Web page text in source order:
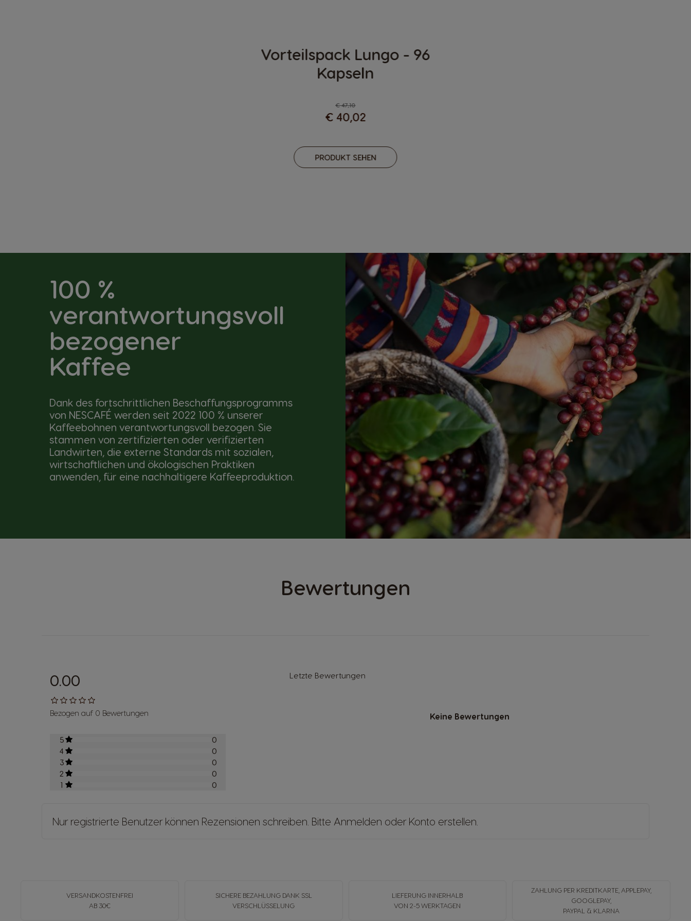
Vorteilspack Lungo - 96
Kapseln
Regulärer Preis
€ 47,10
€ 40,02
PRODUKT SEHEN
100 %
verantwortungsvoll
bezogener
Kaffee
Dank des fortschrittlichen Beschaffungsprogramms
von NESCAFÉ werden seit 2022 100 % unserer
Kaffeebohnen verantwortungsvoll bezogen. Sie
stammen von zertifizierten oder verifizierten
Landwirten, die externe Standards mit sozialen,
wirtschaftlichen und ökologischen Praktiken
anwenden, für eine nachhaltigere Kaffeeproduktion.
Bewertungen
0.00
Bezogen auf 0 Bewertungen
5
0
4
0
3
0
2
0
1
0
Letzte Bewertungen
Keine Bewertungen
Nur registrierte Benutzer können Rezensionen schreiben. Bitte Anmelden oder Konto erstellen
VERSANDKOSTENFREI
AB 30€
SICHERE BEZAHLUNG DANK SSL
VERSCHLÜSSELUNG
LIEFERUNG INNERHALB
VON 2-5 WERKTAGEN
ZAHLUNG PER KREDITKARTE, APPLEPAY,
GOOGLEPAY,
PAYPAL & KLARNA